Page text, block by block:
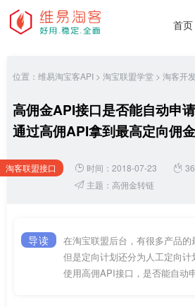
首页
位置： 维易淘宝客API > 淘宝联盟学堂 > 淘客开
高佣金API接口是否能自动申
通过高佣API拿到最高定向佣金
淘客联盟接口
时间：2018-07-23
主题： 高佣金转链
导读
在淘宝联盟后台，有很多产品的
但是定向计划还分为人工定向计
使用高佣API接口，是否能自动